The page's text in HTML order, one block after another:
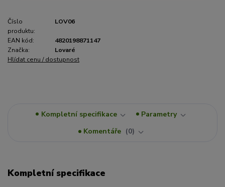
Číslo
produktu:
LOV06
EAN kód:
4820198871147
Značka:
Lovaré
Hlídat cenu / dostupnost
Kompletní specifikace
Parametry
Komentáře
0
Kompletní specifikace